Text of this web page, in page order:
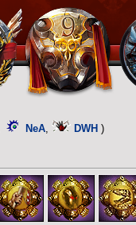
NeA, DWH )